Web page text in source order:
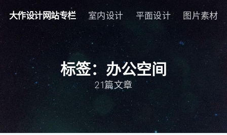
大作设计网站专栏 室内设计 平面设计 图片素材
标签：办公空间
21篇文章